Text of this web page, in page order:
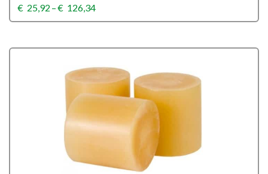
€ 25,92 –€ 126,34Price
range: